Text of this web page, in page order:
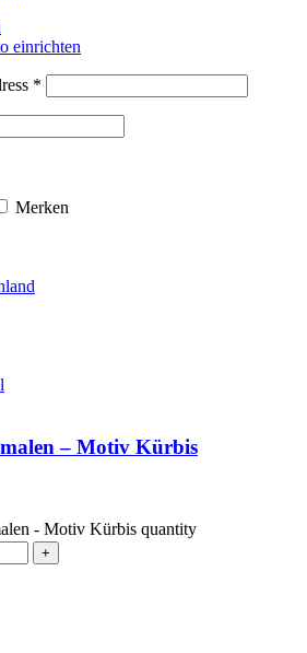
einrichten
*
Merken
– Motiv Kürbis
- Motiv Kürbis quantity